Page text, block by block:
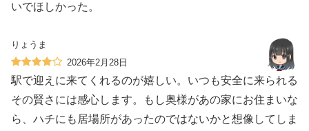
いでほしかった。
りょうま
2026年2月28日
駅で迎えに来てくれるのが嬉しい。いつも安全に来られる
その賢さには感心します。もし奥様があの家にお住まいな
ら、ハチにも居場所があったのではないかと想像してしま